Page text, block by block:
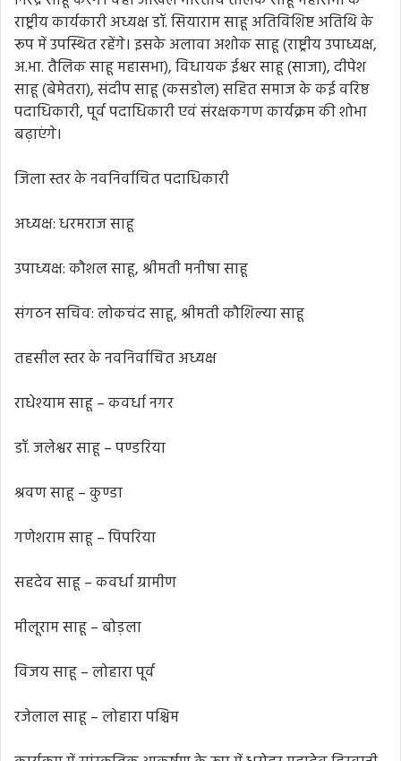
राष्ट्रीय कार्यकारी अध्यक्ष डॉ. सियाराम साहू अतिविशिष्ट अतिथि के
रूप में उपस्थित रहेंगे। इसके अलावा अशोक साहू (राष्ट्रीय उपाध्यक्ष,
अ.भा. तैलिक साहू महासभा), विधायक ईश्वर साहू (साजा), दीपेश
साहू (बेमेतरा), संदीप साहू (कसडोल) सहित समाज के कई वरिष्ठ
पदाधिकारी, पूर्व पदाधिकारी एवं संरक्षकगण कार्यक्रम की शोभा
बढ़ाएंगे।
जिला स्तर के नवनिर्वाचित पदाधिकारी
अध्यक्ष: धरमराज साहू
उपाध्यक्ष: कौशल साहू, श्रीमती मनीषा साहू
संगठन सचिव: लोकचंद साहू, श्रीमती कौशिल्या साहू
तहसील स्तर के नवनिर्वाचित अध्यक्ष
राधेश्याम साहू – कवर्धा नगर
डॉ. जलेश्वर साहू – पण्डरिया
श्रवण साहू – कुण्डा
गणेशराम साहू – पिपरिया
सहदेव साहू – कवर्धा ग्रामीण
मीलूराम साहू – बोड़ला
विजय साहू – लोहारा पूर्व
रजेलाल साहू – लोहारा पश्चिम